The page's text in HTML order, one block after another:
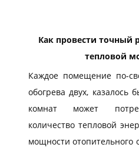
Как провести точный
тепловой
Каждое помещение по-
обогрева двух,
комнат может
количество тепловой
мощности отопительного